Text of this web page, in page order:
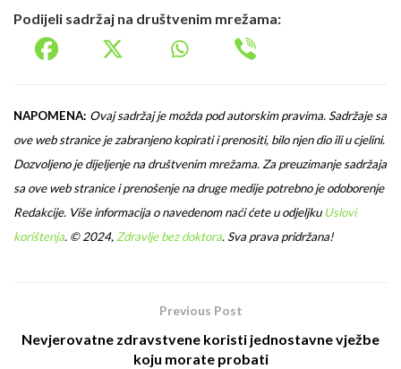
Podijeli sadržaj na društvenim mrežama:
NAPOMENA: Ovaj sadržaj je možda pod autorskim pravima. Sadržaje sa
ove web stranice je zabranjeno kopirati i prenositi, bilo njen dio ili u cjelini.
Dozvoljeno je dijeljenje na društvenim mrežama. Za preuzimanje sadržaja
sa ove web stranice i prenošenje na druge medije potrebno je odoborenje
Redakcije. Više informacija o navedenom naći ćete u odjeljku Uslovi
korištenja. © 2024,Zdravlje bez doktora. Sva prava pridržana!
Previous Post
Nevjerovatne zdravstvene koristi jednostavne vježbe
koju morate probati